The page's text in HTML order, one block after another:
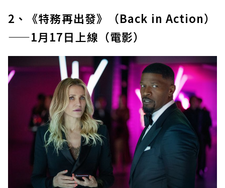
2、《特務再出發》（Back in Action）
——1月17日上線（電影）